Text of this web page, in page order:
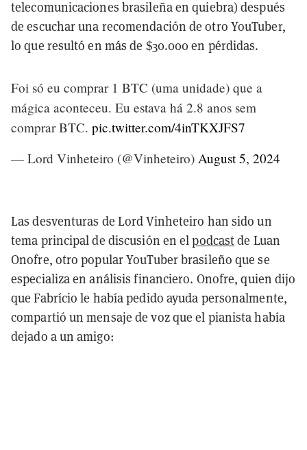
telecomunicaciones brasileña en quiebra) después
de escuchar una recomendación de otro YouTuber,
lo que resultó en más de $30.000 en pérdidas.
Foi só eu comprar 1 BTC (uma unidade) que a
mágica aconteceu. Eu estava há 2.8 anos sem
comprar BTC. pic.twitter.com/4inTKXJFS7
— Lord Vinheteiro (@Vinheteiro) August 5, 2024
Las desventuras de Lord Vinheteiro han sido un
tema principal de discusión en elpodcastde Luan
Onofre, otro popular YouTuber brasileño que se
especializa en análisis financiero. Onofre, quien dijo
que Fabrício le había pedido ayuda personalmente,
compartió un mensaje de voz que el pianista había
dejado a un amigo: